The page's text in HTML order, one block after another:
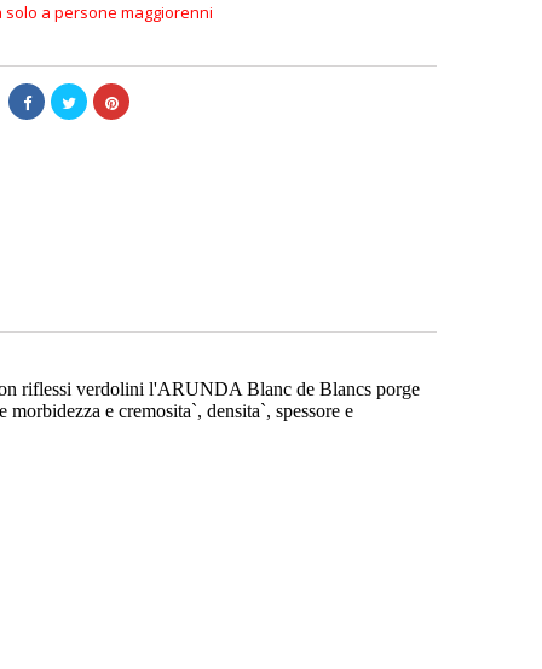
solo a persone maggiorenni
riflessi verdolini l'ARUNDA Blanc de Blancs porge
e cremosita`, densita`, spessore e